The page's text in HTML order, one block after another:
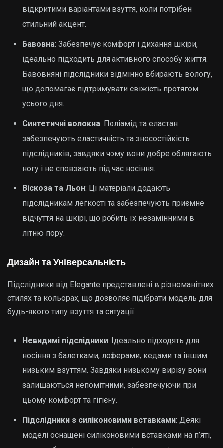
відкритими варіантами взуття, коли потрібен
стильний акцент.
Бавовна: Забезпечує комфорт і дихання шкіри,
ідеально підходить для активного способу життя.
Бавовняні підслідники відмінно вбирають вологу,
що допомагає підтримувати свіжість протягом
усього дня.
Синтетичні волокна: Поліамід та еластан
забезпечують еластичність та зносостійкість
підслідників, завдяки чому вони добре облягають
ногу і не сповзають під час носіння.
Віскоза та Льон: Ці матеріали додають
підслідникам легкості та забезпечують приємне
відчуття на шкірі, що робить їх незамінними в
літню пору.
Дизайн та Універсальність
Підслідники від Elegante представлені в різноманітних
стилях та кольорах, що дозволяє підібрати модель для
будь-якого типу взуття та ситуації:
Невидимі підслідники: Ідеально підходять для
носіння з балетками, лоферами, кедами та іншим
низьким взуттям. Завдяки низькому вирізу вони
залишаються непомітними, забезпечуючи при
цьому комфорт та гігієну.
Підслідники з силіконовими вставками: Деякі
моделі оснащені силіконовими вставками на п’яті,